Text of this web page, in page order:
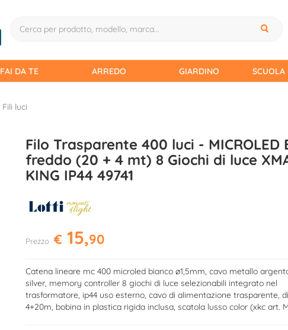
FAI DA TE ARREDO GIARDINO SCUOLA
Fili luci
Filo Trasparente 400 luci - MICROLED
freddo (20 + 4 mt) 8 Giochi di luce
KING IP44 49741
Prezzo € 15,90
Catena lineare mc 400 microled bianco ø1,5mm, cavo metallo
silver, memory controller 8 giochi di luce selezionabili integrato nel
trasformatore, ip44 uso esterno, cavo di alimentazione trasparente,
4+20m, bobina in plastica rigida inclusa, scatola lusso color (xkc art.